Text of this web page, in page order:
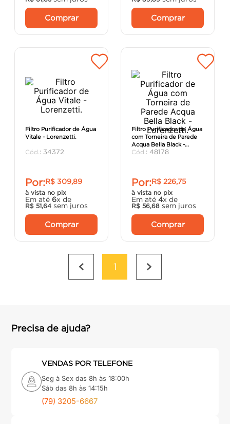
Comprar Comprar
Filtro Purificador de Água
Vitale - Lorenzetti.
: 34372
Por:R$ 309,89
à vista no pix
Em até 6x de
R$ 51,64 sem juros
Comprar
Filtro Purificador de Água
com Torneira de Parede
Acqua Bella Black -
Lorenzetti.
: 48178
Por:R$ 226,75
à vista no pix
Em até 4x de
R$ 56,68 sem juros
Comprar
1
Precisa de ajuda?
VENDAS POR TELEFONE
Seg à Sex das 8h às 18:00h
Sáb das 8h às 14:15h
(79) 3205-6667